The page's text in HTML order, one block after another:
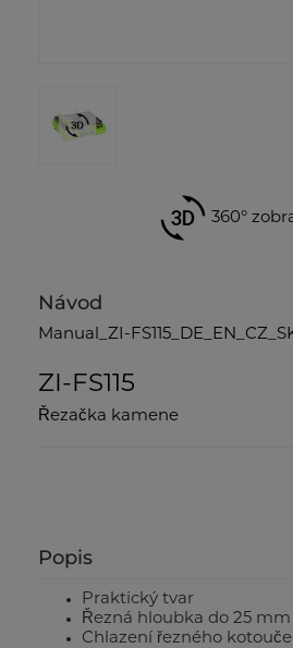
360°
Návod
Manual_ZI-
ZI-FS115
Řezačka kamene
Popis
Praktický tvar
Řezná hloubka do 25 mm
Chlazení řezného